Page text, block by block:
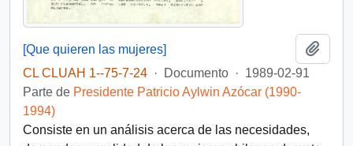
[Que quieren las mujeres]
CL CLUAH 1--75-7-24 · Documento · 1989-02-91
Parte de Presidente Patricio Aylwin Azócar (1990-
1994)
Consiste en un análisis acerca de las necesidades,